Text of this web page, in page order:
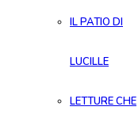
IL PATIO DI
LUCILLE
LETTURE CHE